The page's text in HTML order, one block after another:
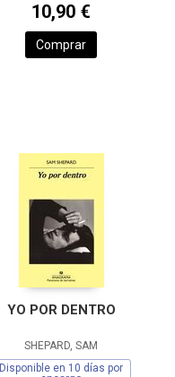
10,90 €
Comprar
YO POR DENTRO
SHEPARD, SAM
Disponible en 10 días por